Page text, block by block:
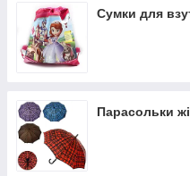
Сумки для
Парасольки